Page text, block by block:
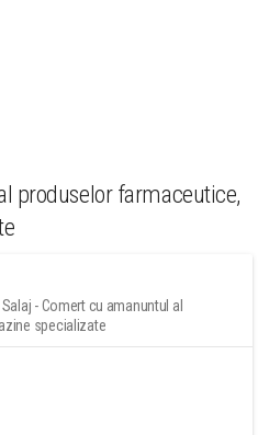
produselor farmaceutice,
- Comert cu amanuntul al
specializate